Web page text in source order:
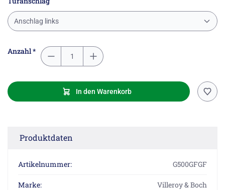
Anschlag links
Anzahl *
In den Warenkorb
Produktdaten
Artikelnummer: G500GFGF
Marke: Villeroy & Boch